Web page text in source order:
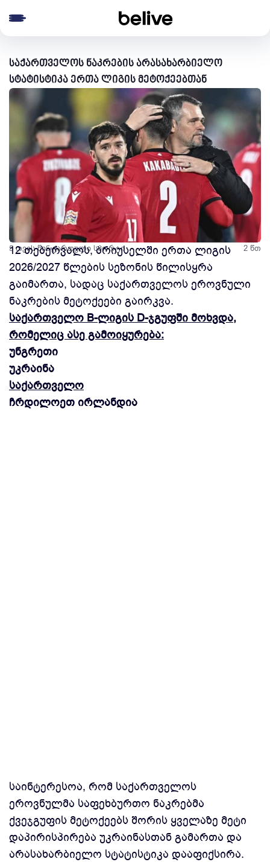
საქართველოს ნაკრების არასახარბიელო
სტატისტიკა ერთა ლიგის მეტოქეებთან
5 თვის წინ ქართული სპორტი 2 წთ
12 თებერვალს, ბრიუსელში ერთა ლიგის
2026/2027 წლების სეზონის წილისყრა
გაიმართა, სადაც საქართველოს ეროვნული
ნაკრების მეტოქეები გაირკვა.
საქართველო B-ლიგის D-ჯგუფში მოხვდა,
რომელიც ასე გამოიყურება:
უნგრეთი
უკრაინა
საქართველო
ჩრდილოეთ ირლანდია
საინტერესოა, რომ საქართველოს
ეროვნულმა საფეხბურთო ნაკრებმა
ქვეჯგუფის მეტოქეებს შორის ყველაზე მეტი
დაპირისპირება უკრაინასთან გამართა და
არასახარბიელო სტატისტიკა დააფიქსირა.